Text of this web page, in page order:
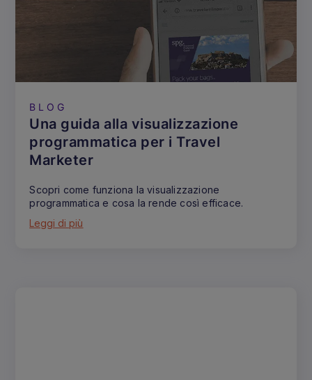
BLOG
Una guida alla visualizzazione
programmatica per i Travel
Marketer
Scopri come funziona la visualizzazione
programmatica e cosa la rende così efficace.
Leggi di più